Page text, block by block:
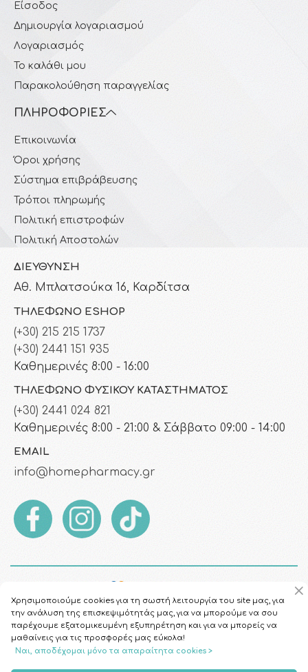
Είσοδος
Δημιουργία λογαριασμού
Λογαριασμός
Το καλάθι μου
Παρακολούθηση παραγγελίας
ΠΛΗΡΟΦΟΡΊΕΣ
Επικοινωνία
Όροι χρήσης
Σύστημα επιβράβευσης
Τρόποι πληρωμής
Πολιτική επιστροφών
Πολιτική Αποστολών
ΔΙΕΎΘΥΝΣΗ
Αθ. Μπλατσούκα 16, Καρδίτσα
ΤΗΛΈΦΩΝΟ ESHOP
(+30) 215 215 1737
(+30) 2441 151 935
Καθημερινές 8:00 - 16:00
ΤΗΛΈΦΩΝΟ ΦΥΣΙΚΟΎ ΚΑΤΑΣΤΉΜΑΤΟΣ
(+30) 2441 024 821
Καθημερινές 8:00 - 21:00 & Σάββατο 09:00 - 14:00
EMAIL
info@homepharmacy.gr
Χρησιμοποιούμε cookies για τη σωστή λειτουργία του site μας, για
την ανάλυση της επισκεψιμότητάς μας, για να μπορούμε να σου
παρέχουμε εξατομικευμένη εξυπηρέτηση και για να μπορείς να
μαθαίνεις για τις προσφορές μας εύκολα!
Ναι, αποδέχομαι μόνο τα απαραίτητα cookies >